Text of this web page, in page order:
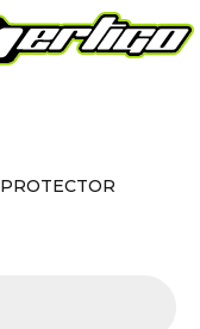
PROTECTOR